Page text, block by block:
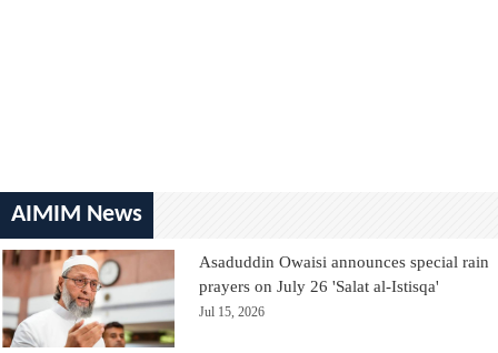
AIMIM News
Asaduddin Owaisi announces special rain
prayers on July 26 'Salat al-Istisqa'
Jul 15, 2026